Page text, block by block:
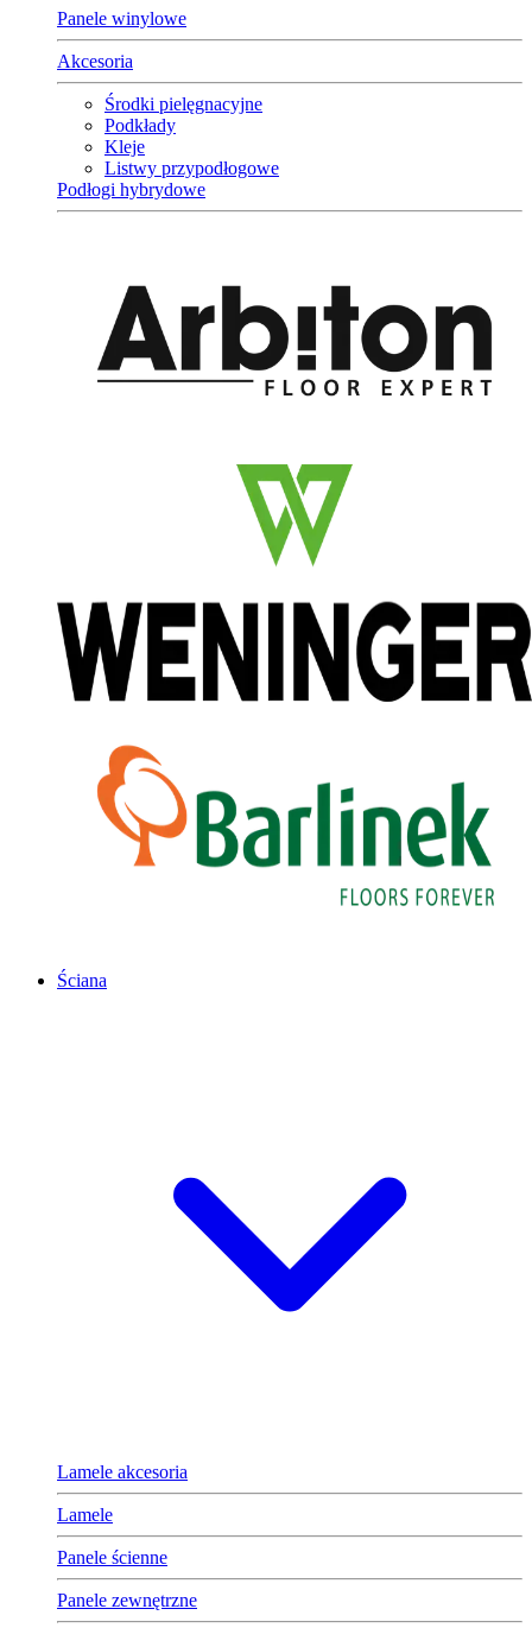
Panele winylowe
Akcesoria
Środki pielęgnacyjne
Podkłady
Kleje
Listwy przypodłogowe
Podłogi hybrydowe
Ściana
Lamele akcesoria
Lamele
Panele ścienne
Panele zewnętrzne